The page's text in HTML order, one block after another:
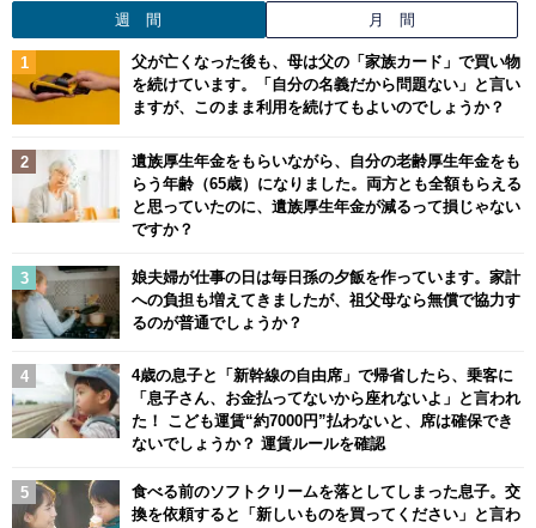
週 間 月 間
父が亡くなった後も、母は父の「家族カード」で買い物
を続けています。「自分の名義だから問題ない」と言い
ますが、このまま利用を続けてもよいのでしょうか？
遺族厚生年金をもらいながら、自分の老齢厚生年金をも
らう年齢（65歳）になりました。両方とも全額もらえる
と思っていたのに、遺族厚生年金が減るって損じゃない
ですか？
娘夫婦が仕事の日は毎日孫の夕飯を作っています。家計
への負担も増えてきましたが、祖父母なら無償で協力す
るのが普通でしょうか？
4歳の息子と「新幹線の自由席」で帰省したら、乗客に
「息子さん、お金払ってないから座れないよ」と言われ
た！ こども運賃“約7000円”払わないと、席は確保でき
ないでしょうか？ 運賃ルールを確認
食べる前のソフトクリームを落としてしまった息子。交
換を依頼すると「新しいものを買ってください」と言わ